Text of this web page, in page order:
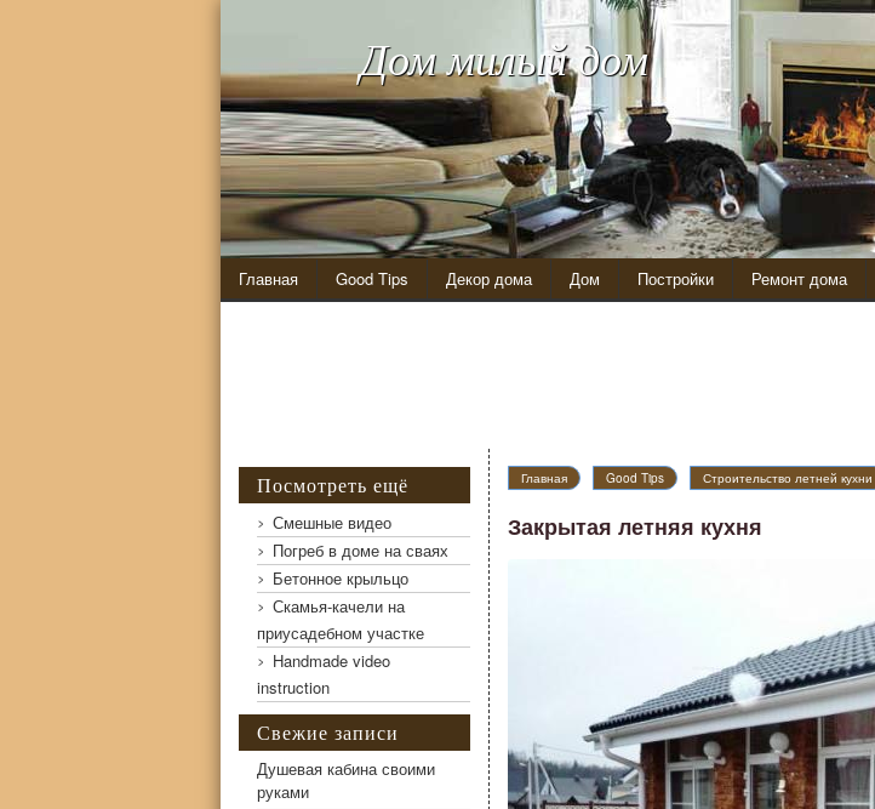
Дом милый дом
Главная Good Tips Декор дома Дом Постройки Ремонт дома
Главная Good Tips Строительство летней кухни
Закрытая летняя кухня
Закрытая летняя кухня
Посмотреть ещё
Смешные видео
Погреб в доме на сваях
Бетонное крыльцо
Скамья-качели на
приусадебном участке
Handmade video
instruction
Свежие записи
Душевая кабина своими
руками